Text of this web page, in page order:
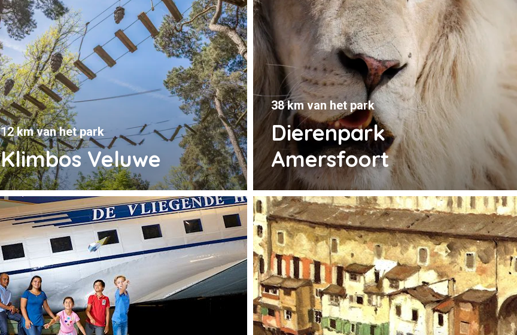
Klimbos Veluwe
12 km van het park
Dierenpark
Amersfoort
38 km van het park